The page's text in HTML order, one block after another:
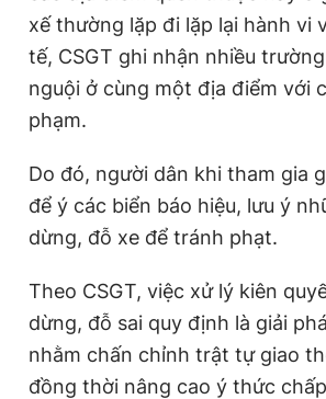
xế thường lặp đi lặp lại hành vi
tế, CSGT ghi nhận nhiều
nguội ở cùng một địa điểm với
phạm.
Do đó, người dân khi tham gia
để ý các biển báo hiệu, lưu ý
dừng, đỗ xe để tránh phạt.
Theo CSGT, việc xử lý kiên
dừng, đỗ sai quy định là giải
nhằm chấn chỉnh trật tự giao
đồng thời nâng cao ý thức